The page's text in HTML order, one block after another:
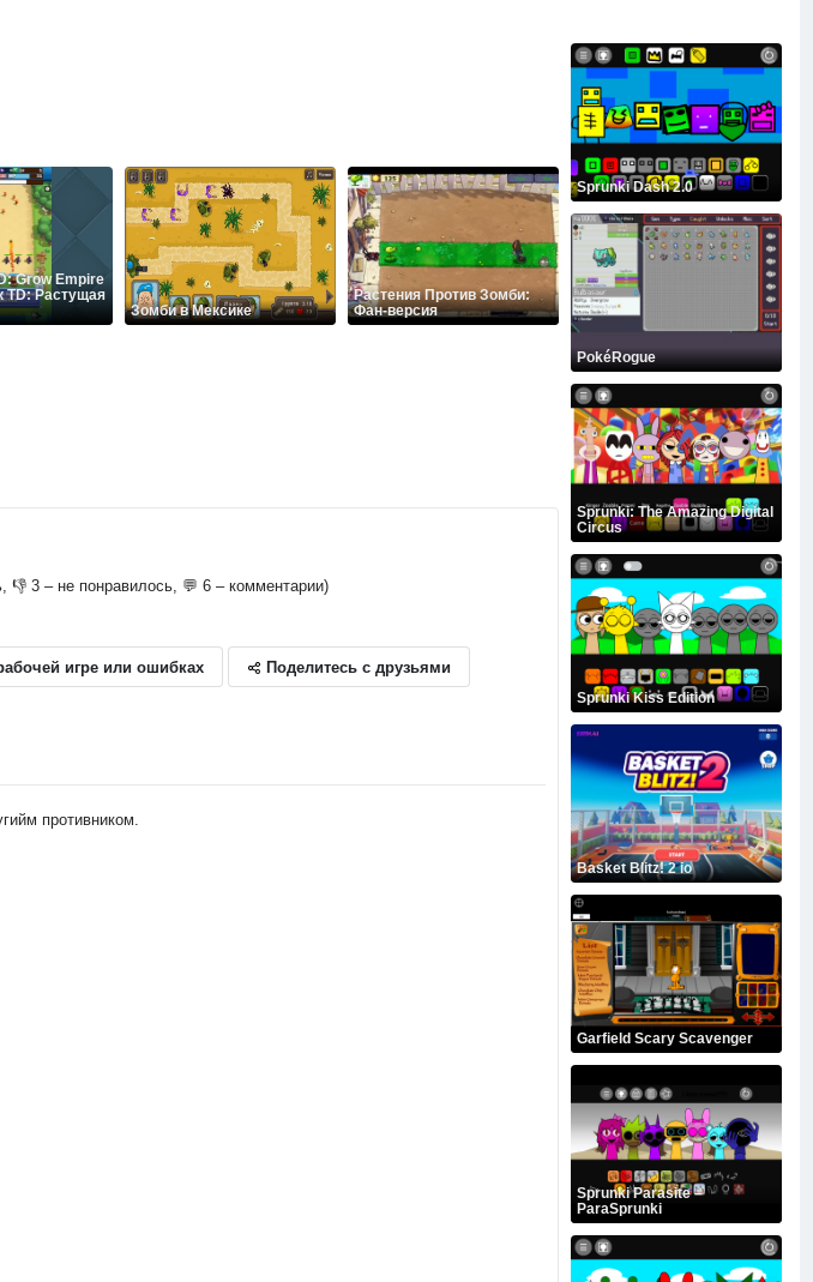
Grow Empire
TD: Растущая
Зомби в Мексике
Растения Против Зомби:
Фан-версия
👎 3 – не понравилось, 💬 6 – комментарии)
игре или ошибках Поделитесь с друзьями
противником.
Sprunki Dash 2.0
PokéRogue
Sprunki: The Amazing Digital
Circus
Sprunki Kiss Edition
Basket Blitz! 2 io
Garfield Scary Scavenger
Sprunki Parasite –
ParaSprunki